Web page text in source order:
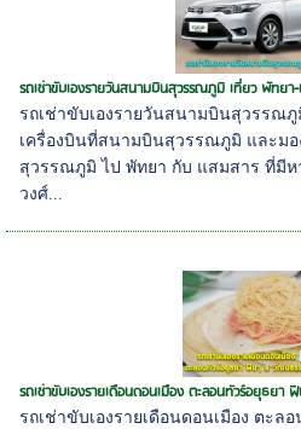
รถเช่าขับเองรายวันสนามบินสุวรรณภูมิ เที่ยว พัทยา
รถเช่าขับเองรายวันสนามบินสุวรรณภู
เครื่องบินที่สนามบินสุวรรณภูมิ และมอ
สุวรรณภูมิ ไป พัทยา กับ แสมสาร ที่มีห
วงศ์...
รถเช่าขับเองรายเดือนดอนเมือง ตะลอนทัวร์อยุธย
รถเช่าขับเองรายเดือนดอนเมือง ตะล